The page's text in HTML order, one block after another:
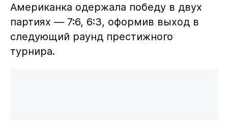
Американка одержала победу в двух
партиях — 7:6, 6:3, оформив выход в
следующий раунд престижного
турнира.